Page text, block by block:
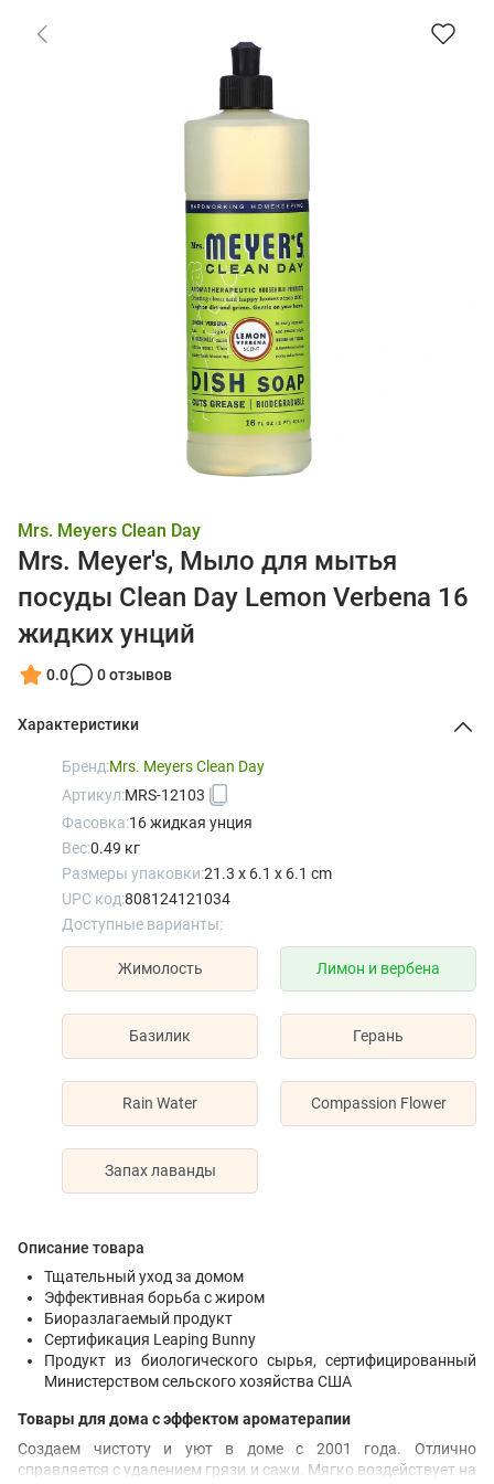
Mrs. Meyers Clean Day
Mrs. Meyer's, Мыло для мытья
посуды Clean Day Lemon Verbena 16
жидких унций
0.0 0 отзывов
Характеристики
Бренд:Mrs. Meyers Clean Day
Артикул:MRS-12103
Фасовка:16 жидкая унция
Вес:0.49 кг
Размеры упаковки:21.3 x 6.1 x 6.1 cm
UPC код:808124121034
Доступные варианты:
Жимолость Лимон и вербена
Базилик Герань
Rain Water Compassion Flower
Запах лаванды
Описание товара
Тщательный уход за домом
Эффективная борьба с жиром
Биоразлагаемый продукт
Сертификация Leaping Bunny
Продукт из биологического сырья, сертифицированный
Министерством сельского хозяйства США
Товары для дома с эффектом ароматерапии
Создаем чистоту и уют в доме с 2001 года. Отлично
справляется с удалением грязи и сажи. Мягко воздействует на